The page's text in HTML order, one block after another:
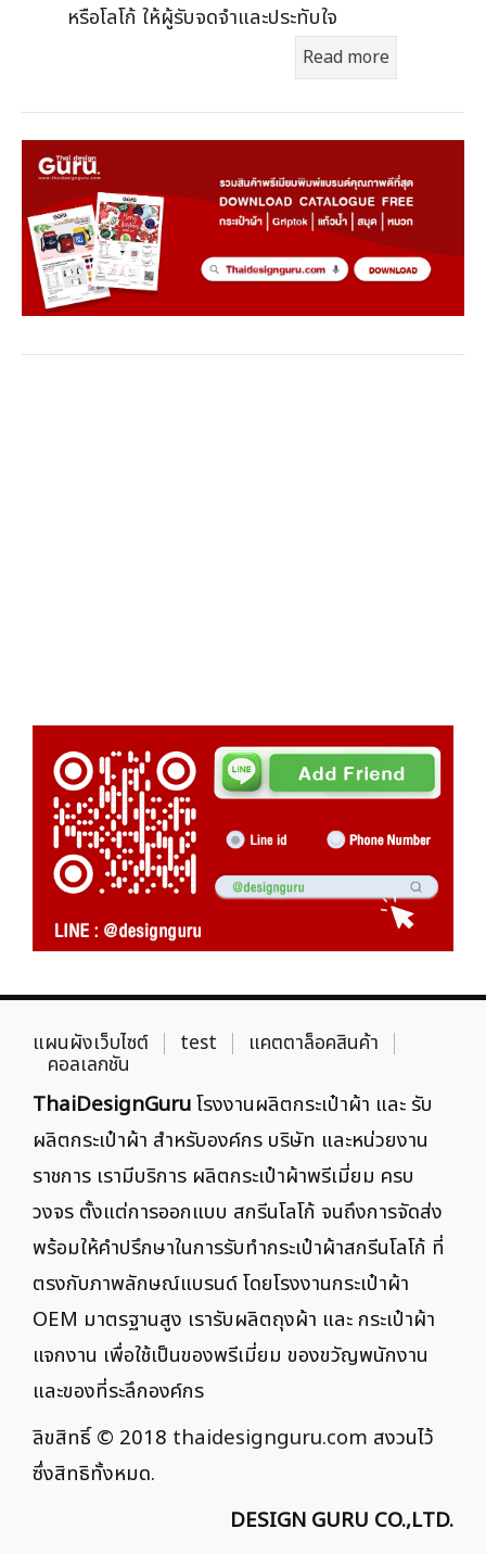
หรือโลโก้ ให้ผู้รับจดจำและประทับใจ
Read more
แผนผังเว็บไซต์ test แคตตาล็อคสินค้า
คอลเลกชัน
ThaiDesignGuruโรงงานผลิตกระเป๋าผ้า และ รับ
ผลิตกระเป๋าผ้า สำหรับองค์กร บริษัท และหน่วยงาน
ราชการ เรามีบริการ ผลิตกระเป๋าผ้าพรีเมี่ยม ครบ
วงจร ตั้งแต่การออกแบบ สกรีนโลโก้ จนถึงการจัดส่ง
พร้อมให้คำปรึกษาในการรับทำกระเป๋าผ้าสกรีนโลโก้ ที่
ตรงกับภาพลักษณ์แบรนด์ โดยโรงงานกระเป๋าผ้า
OEM มาตรฐานสูง เรารับผลิตถุงผ้า และ กระเป๋าผ้า
แจกงาน เพื่อใช้เป็นของพรีเมี่ยม ของขวัญพนักงาน
และของที่ระลึกองค์กร
ลิขสิทธิ์ © 2018 thaidesignguru.com สงวนไว้
ซึ่งสิทธิทั้งหมด.
DESIGN GURU CO.,LTD.